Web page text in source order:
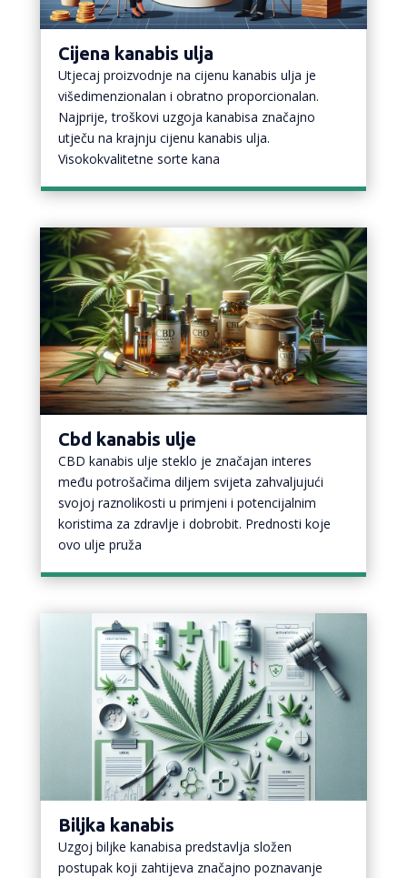
Cijena kanabis ulja
Utjecaj proizvodnje na cijenu kanabis ulja je
višedimenzionalan i obratno proporcionalan.
Najprije, troškovi uzgoja kanabisa značajno
utječu na krajnju cijenu kanabis ulja.
Visokokvalitetne sorte kana
Cbd kanabis ulje
CBD kanabis ulje steklo je značajan interes
među potrošačima diljem svijeta zahvaljujući
svojoj raznolikosti u primjeni i potencijalnim
koristima za zdravlje i dobrobit. Prednosti koje
ovo ulje pruža
Biljka kanabis
Uzgoj biljke kanabisa predstavlja složen
postupak koji zahtijeva značajno poznavanje